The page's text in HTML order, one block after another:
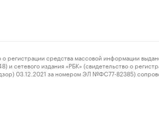
средства массовой информации
сетевого издания «РБК» (свидетельство о
03.12.2021 за номером ЭЛ №ФС77-82385)